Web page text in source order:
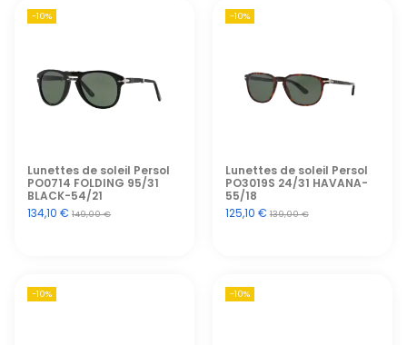
-10%
Lunettes de soleil Persol
PO0714 FOLDING 95/31
BLACK-54/21
134,10 €149,00 €
-10%
Lunettes de soleil Persol
PO3019S 24/31 HAVANA-
55/18
125,10 €139,00 €
-10% -10%